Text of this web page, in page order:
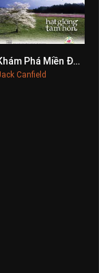
0
Khám Phá Miền Đất Lạ
Canfield